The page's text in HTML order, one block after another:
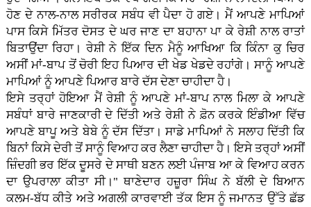
ਹੋਣ ਦੇ ਨਾਲ-ਨਾਲ ਸਰੀਰਕ ਸਬੰਧ ਵੀ ਪੈਦਾ ਹੋ ਗਏ। ਮੈਂ ਆਪਣੇ ਮਾਪਿਆਂ
ਪਾਸ ਕਿਸੇ ਮਿੱਤਰ ਦੋਸਤ ਦੇ ਘਰ ਜਾਣ ਦਾ ਬਹਾਨਾ ਪਾ ਕੇ ਰੇਸ਼ੀ ਨਾਲ ਰਾਤਾਂ
ਬਿਤਾਉਂਦਾ ਰਿਹਾ। ਰੇਸ਼ੀ ਨੇ ਇੱਕ ਦਿਨ ਮੈਨੂੰ ਆਖਿਆ ਕਿ ਕਿੰਨਾ ਕੁ ਚਿਰ
ਅਸੀਂ ਮਾਂ-ਬਾਪ ਤੋਂ ਚੋਰੀ ਇਹ ਪਿਆਰ ਦੀ ਖੇਡ ਖੇਡਦੇ ਰਹਾਂਗੇ। ਸਾਨੂੰ ਆਪਣੇ
ਮਾਪਿਆਂ ਨੂੰ ਆਪਣੇ ਪਿਆਰ ਬਾਰੇ ਦੱਸ ਦੇਣਾ ਚਾਹੀਦਾ ਹੈ।
ਇਸੇ ਤਰ੍ਹਾਂ ਹੋਇਆ ਮੈਂ ਰੇਸ਼ੀ ਨੂੰ ਆਪਣੇ ਮਾਂ-ਬਾਪ ਨਾਲ ਮਿਲਾ ਕੇ ਆਪਣੇ
ਸਬੰਧਾਂ ਬਾਰੇ ਜਾਣਕਾਰੀ ਦੇ ਦਿੱਤੀ ਅਤੇ ਰੇਸ਼ੀ ਨੇ ਫ਼ੋਨ ਕਰਕੇ ਇੰਡੀਆ ਵਿੱਚ
ਆਪਣੇ ਬਾਪੂ ਅਤੇ ਬੇਬੇ ਨੂੰ ਦੱਸ ਦਿੱਤਾ। ਸਾਡੇ ਮਾਪਿਆਂ ਨੇ ਸਲਾਹ ਦਿੱਤੀ ਕਿ
ਬਿਨਾਂ ਕਿਸੇ ਦੇਰੀ ਤੋਂ ਸਾਨੂੰ ਵਿਆਹ ਕਰ ਲੈਣਾ ਚਾਹੀਦਾ ਹੈ। ਇਸੇ ਤਰ੍ਹਾਂ ਅਸੀਂ
ਜ਼ਿੰਦਗੀ ਭਰ ਇੱਕ ਦੂਸਰੇ ਦੇ ਸਾਥੀ ਬਣਨ ਲਈ ਪੰਜਾਬ ਆ ਕੇ ਵਿਆਹ ਕਰਨ
ਦਾ ਉਪਰਾਲਾ ਕੀਤਾ ਸੀ।" ਥਾਣੇਦਾਰ ਹਜ਼ੂਰਾ ਸਿੰਘ ਨੇ ਬੱਲੀ ਦੇ ਬਿਆਨ
ਕਲਮ-ਬੱਧ ਕੀਤੇ ਅਤੇ ਅਗਲੀ ਕਾਰਵਾਈ ਤੱਕ ਇਸ ਨੂੰ ਜਮਾਨਤ ਉੱਤੇ ਛੱਡ